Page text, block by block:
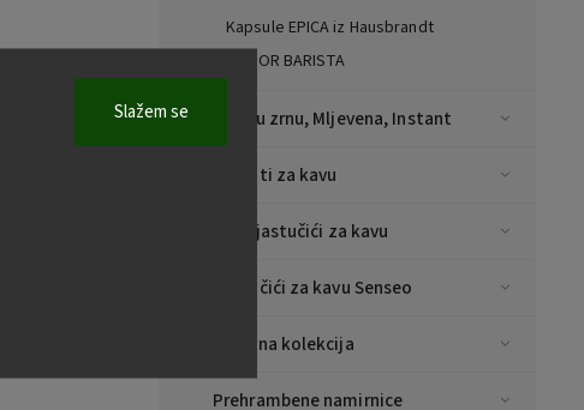
Slažem se
Kapsule EPICA iz Hausbrandt
za L’OR BARISTA
Kava u zrnu, Mljevena, Instant
Aparati za kavu
E.S.E jastučići za kavu
Jastučići za kavu Senseo
Božićna kolekcija
Prehrambene namirnice